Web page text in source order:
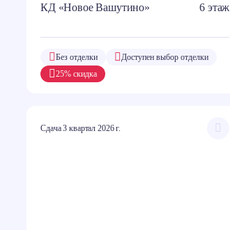
КД «Новое Вашутино» 6 этаж
25% скидка
Без отделки Доступен выбор отделки
Сдача 3 квартал 2026 г.